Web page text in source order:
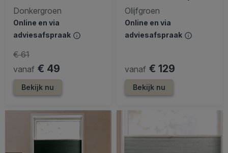
Donkergroen
Online en via
adviesafspraak
vanaf € 49
€ 61
Bekijk nu
Olijfgroen
Online en via
adviesafspraak
vanaf € 129
Bekijk nu